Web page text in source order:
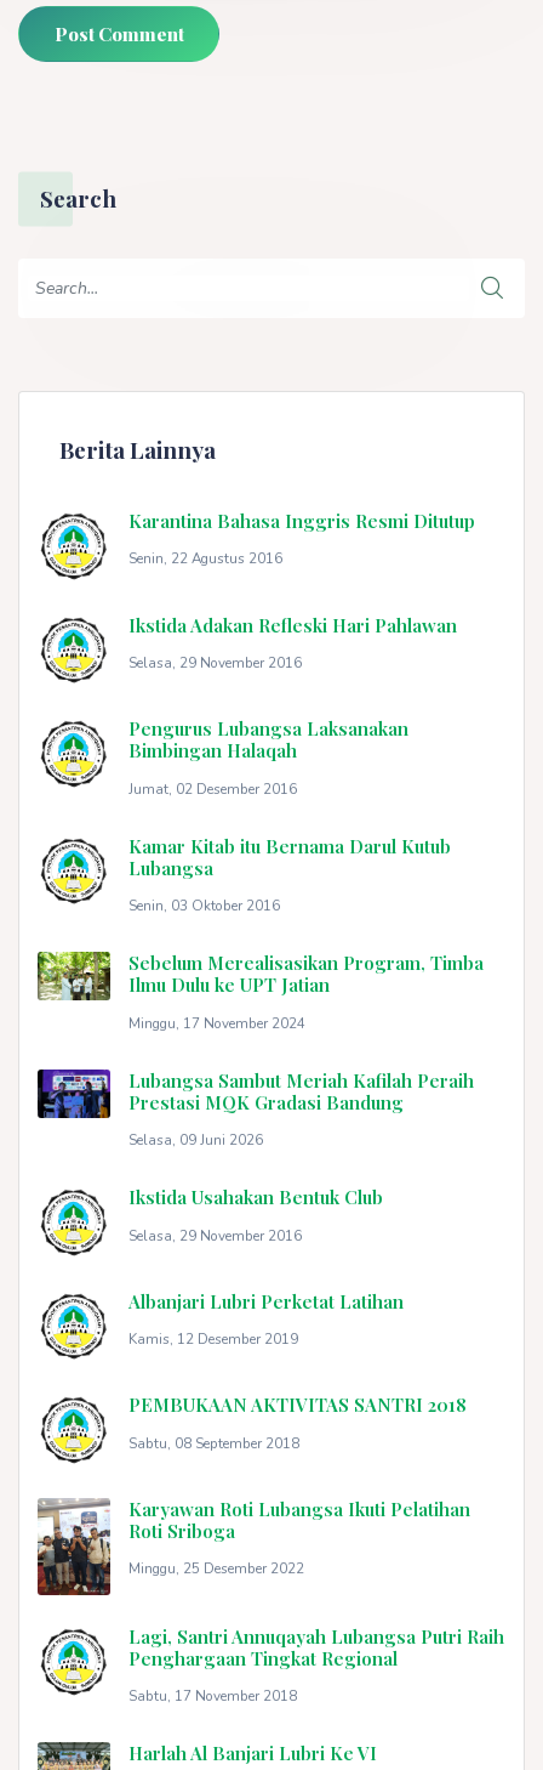
Post Comment
Search
Berita Lainnya
Karantina Bahasa Inggris Resmi Ditutup
Senin, 22 Agustus 2016
Ikstida Adakan Refleski Hari Pahlawan
Selasa, 29 November 2016
Pengurus Lubangsa Laksanakan
Bimbingan Halaqah
Jumat, 02 Desember 2016
Kamar Kitab itu Bernama Darul Kutub
Lubangsa
Senin, 03 Oktober 2016
Sebelum Merealisasikan Program, Timba
Ilmu Dulu ke UPT Jatian
Minggu, 17 November 2024
Lubangsa Sambut Meriah Kafilah Peraih
Prestasi MQK Gradasi Bandung
Selasa, 09 Juni 2026
Ikstida Usahakan Bentuk Club
Selasa, 29 November 2016
Albanjari Lubri Perketat Latihan
Kamis, 12 Desember 2019
PEMBUKAAN AKTIVITAS SANTRI 2018
Sabtu, 08 September 2018
Karyawan Roti Lubangsa Ikuti Pelatihan
Roti Sriboga
Minggu, 25 Desember 2022
Lagi, Santri Annuqayah Lubangsa Putri Raih
Penghargaan Tingkat Regional
Sabtu, 17 November 2018
Harlah Al Banjari Lubri Ke VI